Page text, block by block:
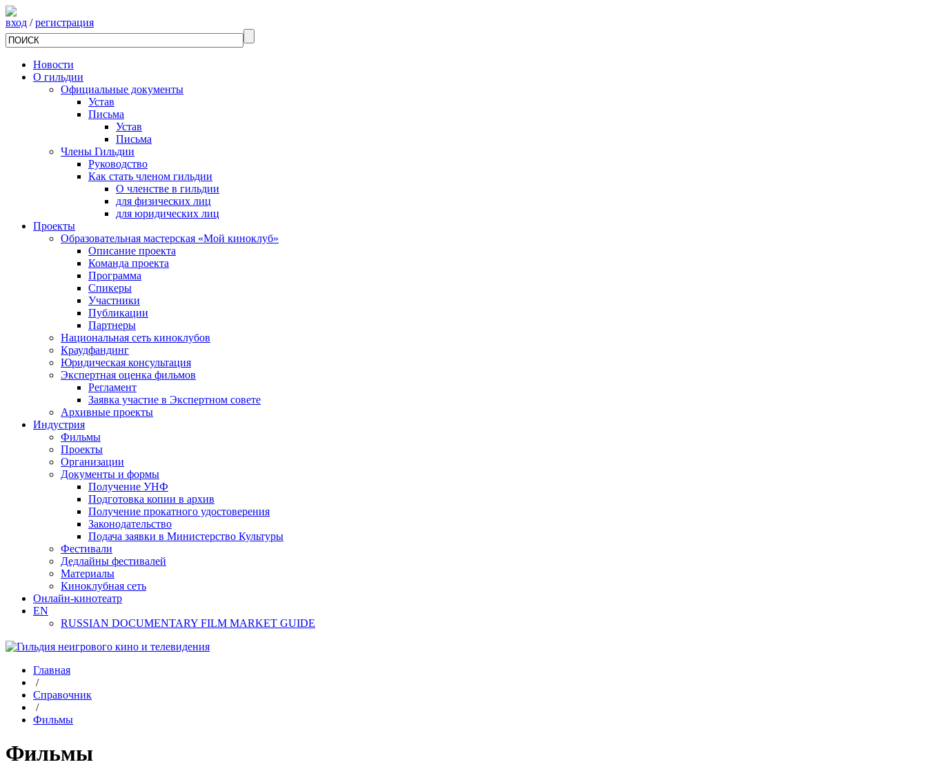
вход /регистрация
Новости
О гильдии
Официальные документы
Устав
Письма
Устав
Письма
Члены Гильдии
Руководство
Как стать членом гильдии
О членстве в гильдии
для физических лиц
для юридических лиц
Проекты
Образовательная мастерская «Мой киноклуб»
Описание проекта
Команда проекта
Программа
Спикеры
Участники
Публикации
Партнеры
Национальная сеть киноклубов
Краудфандинг
Юридическая консультация
Экспертная оценка фильмов
Регламент
Заявка участие в Экспертном совете
Архивные проекты
Индустрия
Фильмы
Проекты
Организации
Документы и формы
Получение УНФ
Подготовка копии в архив
Получение прокатного удостоверения
Законодательство
Подача заявки в Министерство Культуры
Фестивали
Дедлайны фестивалей
Материалы
Киноклубная сеть
Онлайн-кинотеатр
EN
RUSSIAN DOCUMENTARY FILM MARKET GUIDE
Главная
/
Справочник
/
Фильмы
Фильмы